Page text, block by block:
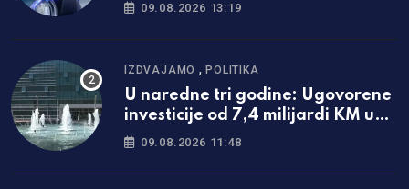
09.08.2026 13:19
IZDVAJAMO ,POLITIKA
U naredne tri godine: Ugovorene
investicije od 7,4 milijardi KM u
Srpskoj
09.08.2026 11:48